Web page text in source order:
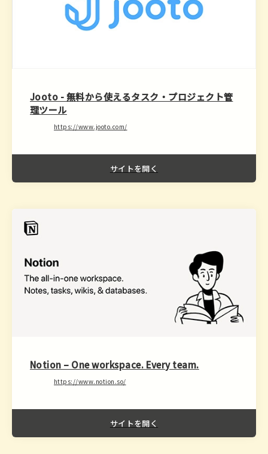
Jooto - 無料から使えるタスク・プロジェクト管
理ツール
https://www.jooto.com/
サイトを開く
Notion – One workspace. Every team.
https://www.notion.so/
サイトを開く